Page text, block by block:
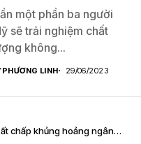
một phần ba người
sẽ trải nghiệm chất
không...
PHƯƠNG LINH 29/06/2023
chấp khủng hoảng ngân